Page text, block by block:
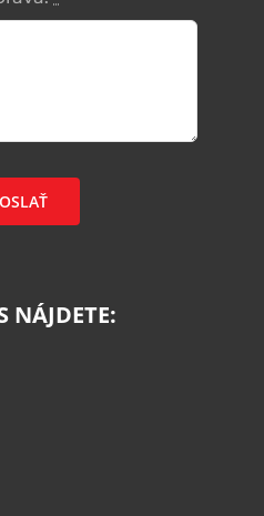
NÁJDETE: